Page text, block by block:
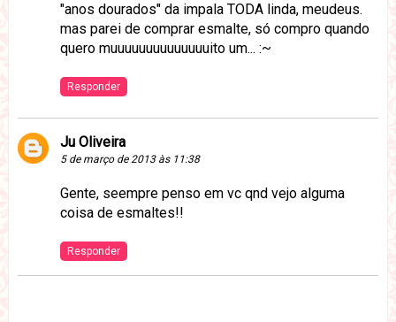
"anos dourados" da impala TODA linda, meudeus.
mas parei de comprar esmalte, só compro quando
quero muuuuuuuuuuuuuuito um... :~
Responder
Ju Oliveira
5 de março de 2013 às 11:38
Gente, seempre penso em vc qnd vejo alguma
coisa de esmaltes!!
Responder